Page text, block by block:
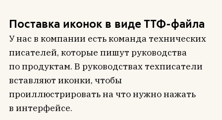
Поставка иконок в виде ТТФ-файла
У нас в компании есть команда технических
писателей, которые пишут руководства
по продуктам. В руководствах техписатели
вставляют иконки, чтобы
проиллюстрировать на что нужно нажать
в интерфейсе.